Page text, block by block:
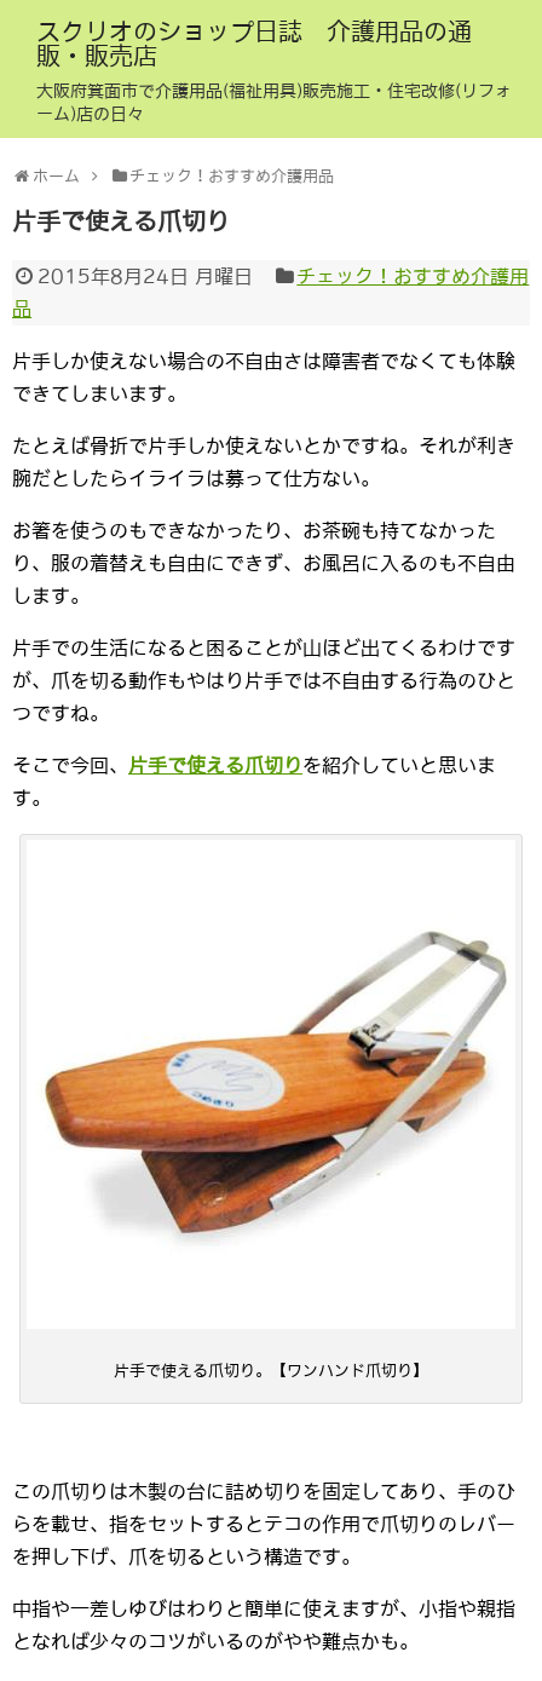
スクリオのショップ日誌 介護用品の通
販・販売店
大阪府箕面市で介護用品(福祉用具)販売施工・住宅改修(リフォ
ーム)店の日々
ホーム チェック！おすすめ介護用品
片手で使える爪切り
2015年8月24日 月曜日
チェック！おすすめ介護用
品
片手しか使えない場合の不自由さは障害者でなくても体験
できてしまいます。
たとえば骨折で片手しか使えないとかですね。それが利き
腕だとしたらイライラは募って仕方ない。
お箸を使うのもできなかったり、お茶碗も持てなかった
り、服の着替えも自由にできず、お風呂に入るのも不自由
します。
片手での生活になると困ることが山ほど出てくるわけです
が、爪を切る動作もやはり片手では不自由する行為のひと
つですね。
そこで今回、 片手で使える爪切りを紹介していと思いま
す。
片手で使える爪切り。【ワンハンド爪切り】
この爪切りは木製の台に詰め切りを固定してあり、手のひ
らを載せ、指をセットするとテコの作用で爪切りのレバー
を押し下げ、爪を切るという構造です。
中指や一差しゆびはわりと簡単に使えますが、小指や親指
となれば少々のコツがいるのがやや難点かも。